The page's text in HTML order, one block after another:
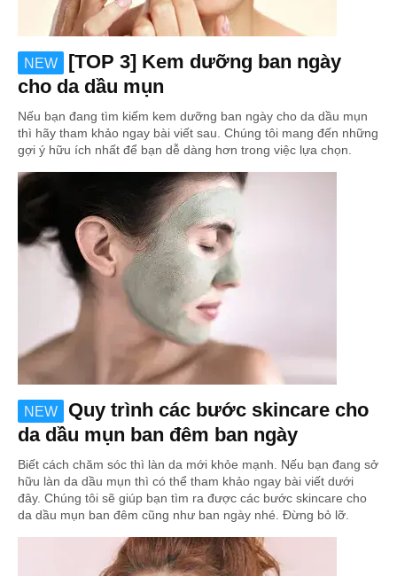
NEW
[TOP 3] Kem dưỡng ban ngày
cho da dầu mụn
Nếu bạn đang tìm kiếm kem dưỡng ban ngày cho da dầu mụn
thì hãy tham khảo ngay bài viết sau. Chúng tôi mang đến những
gợi ý hữu ích nhất để bạn dễ dàng hơn trong việc lựa chọn.
NEW
Quy trình các bước skincare cho
da dầu mụn ban đêm ban ngày
Biết cách chăm sóc thì làn da mới khỏe mạnh. Nếu bạn đang sở
hữu làn da dầu mụn thì có thể tham khảo ngay bài viết dưới
đây. Chúng tôi sẽ giúp bạn tìm ra được các bước skincare cho
da dầu mụn ban đêm cũng như ban ngày nhé. Đừng bỏ lỡ.